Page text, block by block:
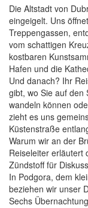
Die Altstadt von
eingeigelt. Uns
Treppengassen,
vom schattigen
kostbaren
Hafen und die
Und danach? Ihr
gibt, wo Sie auf den
wandeln können
zieht es uns
Küstenstraße
Warum wir an der
Reiseleiter erläutert
Zündstoff für
In Podgora, dem
beziehen wir unser
Sechs